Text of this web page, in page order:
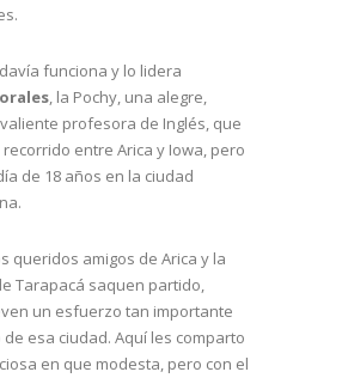
funciona y lo lidera
, la Pochy, una alegre,
profesora de Inglés, que
entre Arica y Iowa, pero
de 18 años en la ciudad
queridos amigos de Arica y la
Tarapacá saquen partido,
un esfuerzo tan importante
esa ciudad. Aquí les comparto
en que modesta, pero con el